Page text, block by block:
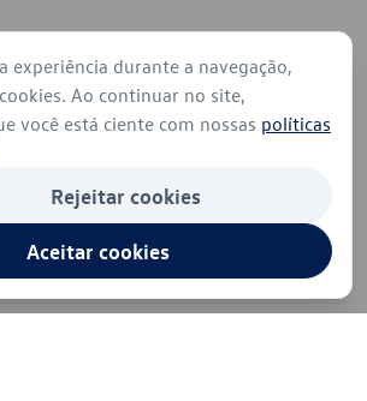
experiência durante a navegação,
Ao continuar no site,
você está ciente com nossas políticas
Rejeitar cookies
Aceitar cookies